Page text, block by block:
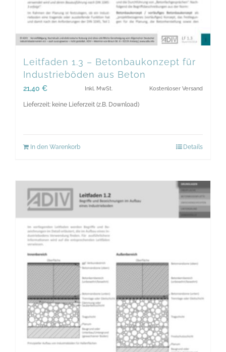
Leitfaden 1.3 – Betonbaukonzept für
Industrieböden aus Beton
21,40 € Inkl. MwSt. Kostenloser Versand
Lieferzeit: keine Lieferzeit (z.B. Download)
In den Warenkorb Details